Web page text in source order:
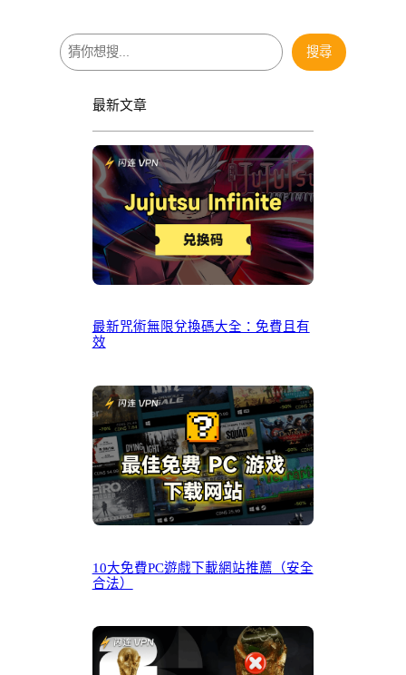
搜
尋
搜尋
最新文章
最新咒術無限兌換碼大全：免費且有
效
10大免費PC遊戲下載網站推薦（安全
合法）